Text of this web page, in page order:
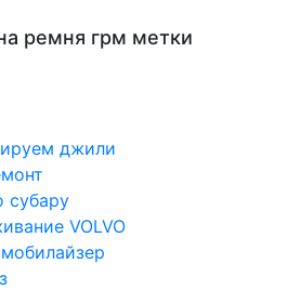
ремня грм метки
джили
субару
VOLVO